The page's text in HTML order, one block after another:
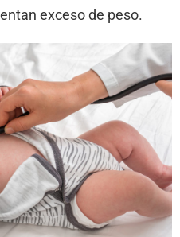
exceso de peso.